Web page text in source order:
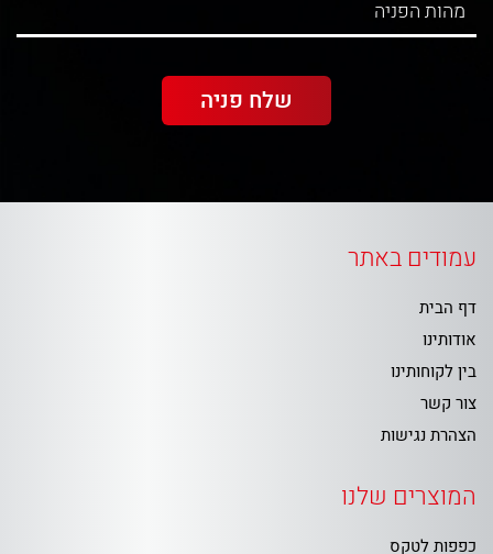
עמודים באתר
דף הבית
אודותינו
בין לקוחותינו
צור קשר
הצהרת נגישות
המוצרים שלנו
כפפות לטקס